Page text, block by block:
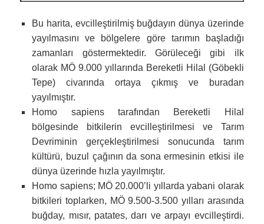
Bu harita, evcilleştirilmiş buğdayın dünya üzerinde
yayılmasını ve bölgelere göre tarımın başladığı
zamanları göstermektedir. Görüleceği gibi ilk
olarak MÖ 9.000 yıllarında Bereketli Hilal (Göbekli
Tepe) civarında ortaya çıkmış ve buradan
yayılmıştır.
Homo sapiens tarafından Bereketli Hilal
bölgesinde bitkilerin evcilleştirilmesi ve Tarım
Devriminin gerçekleştirilmesi sonucunda tarım
kültürü, buzul çağının da sona ermesinin etkisi ile
dünya üzerinde hızla yayılmıştır.
Homo sapiens; MÖ 20.000’li yıllarda yabani olarak
bitkileri toplarken, MÖ 9.500-3.500 yılları arasında
buğday, mısır, patates, darı ve arpayı evcilleştirdi.